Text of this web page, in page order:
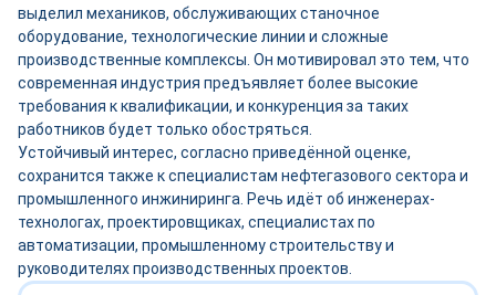
выделил механиков, обслуживающих станочное
оборудование, технологические линии и сложные
производственные комплексы. Он мотивировал это тем, что
современная индустрия предъявляет более высокие
требования к квалификации, и конкуренция за таких
работников будет только обостряться.
Устойчивый интерес, согласно приведённой оценке,
сохранится также к специалистам нефтегазового сектора и
промышленного инжиниринга. Речь идёт об инженерах-
технологах, проектировщиках, специалистах по
автоматизации, промышленному строительству и
руководителях производственных проектов.